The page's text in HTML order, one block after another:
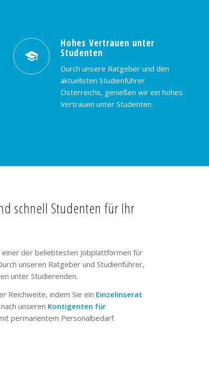
Hohes Vertrauen unter
Studenten
Durch unsere Ratgeber und den
aktuellsten Studienführer
Österreichs, genießen wir ein hohes
Vertrauen unter Studenten.
schnell Studenten für Ihr
einer der beliebtesten Jobplattformen für
unseren Ratgeber und Studienführer,
unter Studierenden.
Reichweite, indem Sie ein Einzelinserat
unseren Kontigenten für
permanentem Personalbedarf.